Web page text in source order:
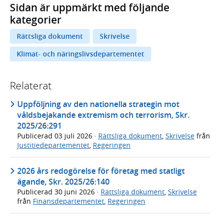
Sidan är uppmärkt med följande
kategorier
Rättsliga dokument
Skrivelse
Klimat- och näringslivsdepartementet
Relaterat
Uppföljning av den nationella strategin mot
våldsbejakande extremism och terrorism, Skr.
2025/26:291
Publicerad 03 juli 2026 · Rättsliga dokument, Skrivelse från
Justitiedepartementet, Regeringen
2026 års redogörelse för företag med statligt
ägande, Skr. 2025/26:140
Publicerad 30 juni 2026 · Rättsliga dokument Skrivelse
från Finansdepartementet Regeringen